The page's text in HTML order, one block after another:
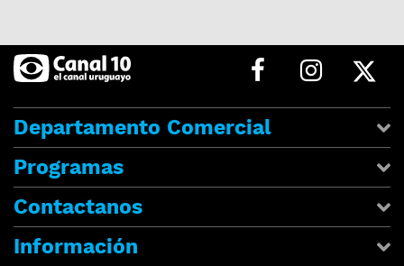
Departamento Comercial
Programas
Contactanos
Información